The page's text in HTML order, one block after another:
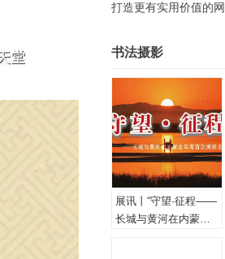
打造更有实用价值的网
书法摄影
展讯丨“守望·征程——
长城与黄河在内蒙古